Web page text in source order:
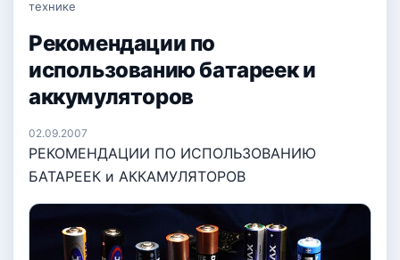
технике
Рекомендации по
использованию батареек и
аккумуляторов
02.09.2007
РЕКОМЕНДАЦИИ ПО ИСПОЛЬЗОВАНИЮ
БАТАРЕЕК и АККАМУЛЯТОРОВ